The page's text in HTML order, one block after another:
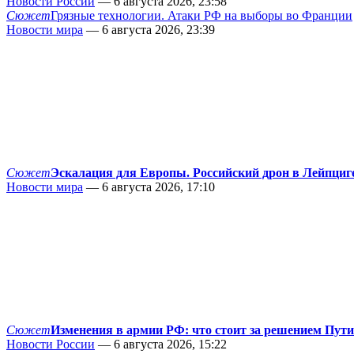
СюжетГрязные технологии. Атаки РФ на выборы во Франции
Новости мира — 6 августа 2026, 23:39
СюжетЭскалация для Европы. Российский дрон в
Новости мира — 6 августа 2026, 17:10
СюжетИзменения в армии РФ: что стоит за решением
Новости России — 6 августа 2026, 15:22